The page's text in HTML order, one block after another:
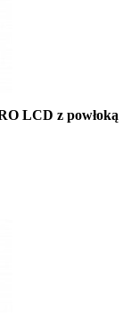
LCD z powłoką